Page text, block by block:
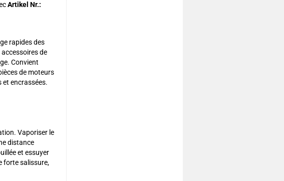
Artikel Nr.:
rapides des
de
Convient
de moteurs
et encrassées.
Vaporiser le
distance
et essuyer
forte salissure,